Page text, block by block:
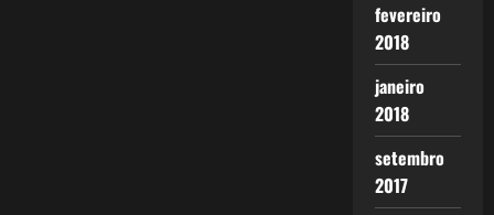
fevereiro
2018
janeiro
2018
setembro
2017